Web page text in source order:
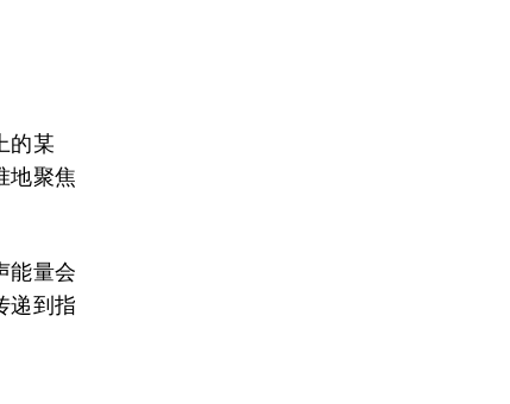
的某
地聚焦
能量会
递到指